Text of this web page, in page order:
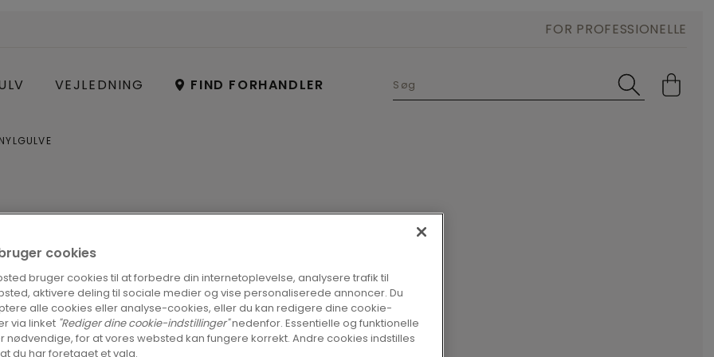
VEJLEDNING FIND FORHANDLER
FOR PROFESSIONELLE
ser. Kort fortalt er det et
har mange flotte mønstre
med et enkelt "klik".
cookies
bruger cookies til at forbedre din internetoplevelse, analysere trafik til
aktivere deling til sociale medier og vise personaliserede annoncer. Du
alle cookies eller analyse-cookies, eller du kan redigere dine cookie-
via linket "Rediger dine cookie-indstillinger"nedenfor. Essentielle og funktionelle
nødvendige, for at vores websted kan fungere korrekt. Andre cookies indstilles
du har foretaget et valg.